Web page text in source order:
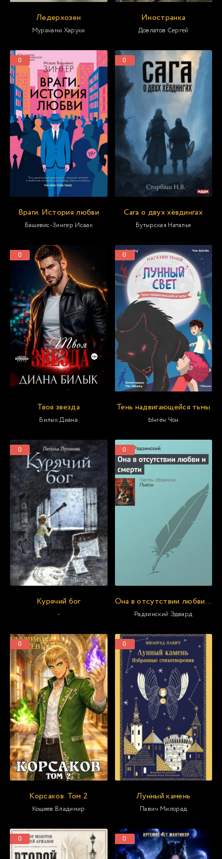
Ледерхозен
Мураками Харуки
Иностранка
Довлатов Сергей
0
Враги. История любви
Башевис-Зингер Исаак
0
Сага о двух хёвдингах
Бутырская Наталья
0
Твоя звезда
Билык Диана
0
Тень надвигающейся тьмы
Ынгён Чон
0
Курячий бог
-
0
Она в отсутствии любви и смерти
Радзинский Эдвард
0
Корсаков. Том 2
Кощеев Владимир
0
Лунный камень
Павич Милорад
0 0